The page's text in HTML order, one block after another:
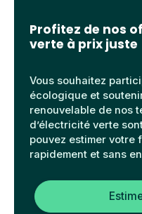
Profitez de nos
verte à prix juste
Vous souhaitez
écologique et
renouvelable de nos
d’électricité verte
pouvez estimer votre
rapidement et sans